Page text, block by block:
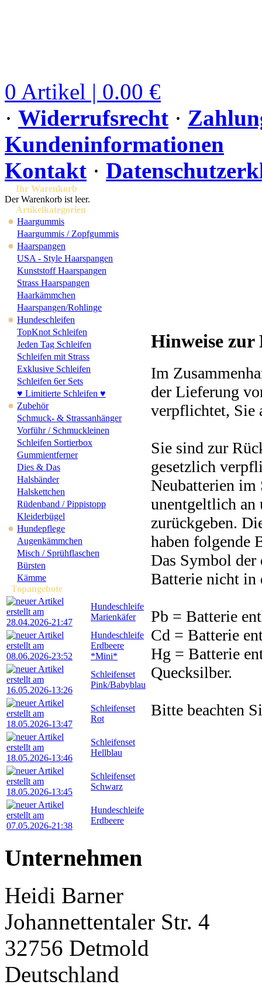
0 Artikel | 0.00 €
· Widerrufsrecht ·
Kundeninformationen
Kontakt ·
Ihr Warenkorb
Der Warenkorb ist leer.
Artikelkategorien
● Haargummis
Haargummis / Zopfgummis
● Haarspangen
USA - Style Haarspangen
Kunststoff Haarspangen
Strass Haarspangen
Haarkämmchen
Haarspangen/Rohlinge
● Hundeschleifen
TopKnot Schleifen
Jeden Tag Schleifen
Schleifen mit Strass
Exklusive Schleifen
Schleifen 6er Sets
♥ Limitierte Schleifen ♥
● Zubehör
Schmuck- & Strassanhänger
Vorführ / Schmuckleinen
Schleifen Sortierbox
Gummientferner
Dies & Das
Halsbänder
Halskettchen
Rüdenband / Pippistopp
Kleiderbügel
● Hundepflege
Augenkämmchen
Misch / Sprühflaschen
Bürsten
Kämme
Topangebote
Hundeschleife
Marienkäfer
Hundeschleife
Erdbeere
*Mini*
Schleifenset
Pink/Babyblau
Schleifenset
Rot
Schleifenset
Hellblau
Schleifenset
Schwarz
Hundeschleife
Erdbeere
Hinweise zur
Im
der Lieferung
verpflichtet, Sie
Sie sind zur
gesetzlich
Neubatterien im
unentgeltlich an
zurückgeben.
haben folgende
Das Symbol der
Batterie nicht in
Pb = Batterie
Cd = Batterie
Hg = Batterie
Quecksilber.
Bitte beachten
Unternehmen
Heidi Barner
Johannettentaler Str. 4
32756 Detmold
Deutschland